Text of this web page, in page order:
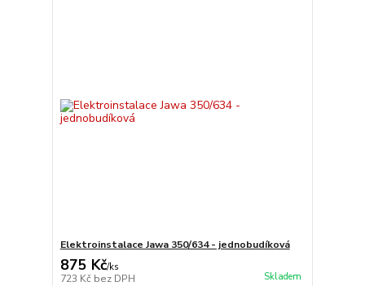
Elektroinstalace Jawa 350/634 - jednobudíková
875 Kč/ks
723 Kč bez DPH Skladem